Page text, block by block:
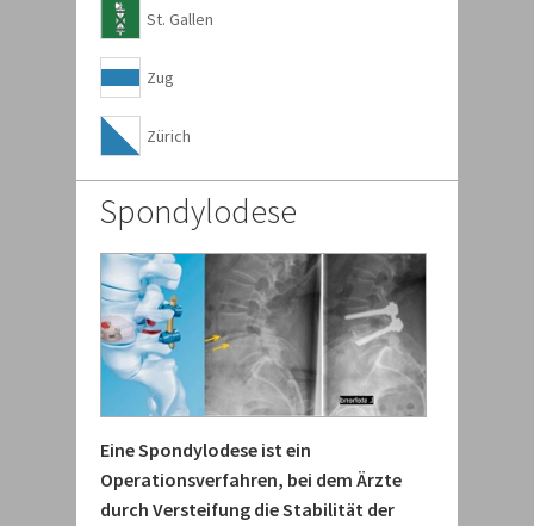
St. Gallen
Zug
Zürich
Spondylodese
Eine Spondylodese ist ein
Operationsverfahren, bei dem Ärzte
durch Versteifung die Stabilität der